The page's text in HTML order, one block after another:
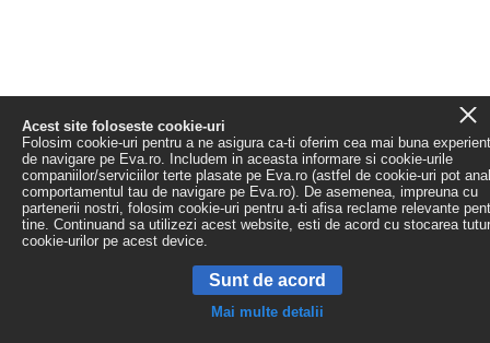
Acest site foloseste cookie-uri
Folosim cookie-uri pentru a ne asigura ca-ti oferim cea mai buna
de navigare pe Eva.ro. Includem in aceasta informare si cookie-urile
companiilor/serviciilor terte plasate pe Eva.ro (astfel de cookie-uri pot
comportamentul tau de navigare pe Eva.ro). De asemenea, impreuna cu
partenerii nostri, folosim cookie-uri pentru a-ti afisa reclame relevante
tine. Continuand sa utilizezi acest website, esti de acord cu stocarea
cookie-urilor pe acest device.
Sunt de acord
Mai multe detalii